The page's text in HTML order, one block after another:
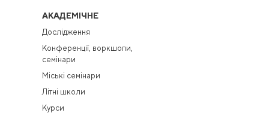
АКАДЕМІЧНЕ
Дослідження
Конференції, воркшопи,
семінари
Міські семінари
Літні школи
Курси